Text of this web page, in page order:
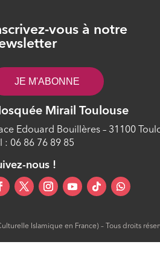
vous à notre
JE M'ABONNE
Mirail Toulouse
Edouard Bouillères – 31100
: 06 86 76 89 85
nous !
Islamique en France) – Tous droits